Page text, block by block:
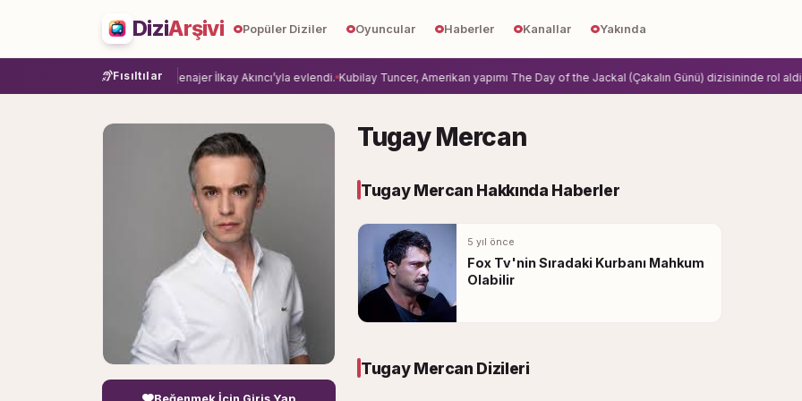
DiziArşivi Popüler Diziler Oyuncular Haberler Kanallar Yakında
Fısıltılar
Damla Sönmez, menajer İlkay Akıncı’yla evlendi. Kubilay Tuncer, Amerikan yapımı The Day of the Jackal (Çakalın Günü) dizisininde rol aldi. Zihni
Tugay Mercan
Tugay Mercan Hakkında Haberler
5 yıl önce
Fox Tv'nin Sıradaki Kurbanı Mahkum
Olabilir
Tugay Mercan Dizileri